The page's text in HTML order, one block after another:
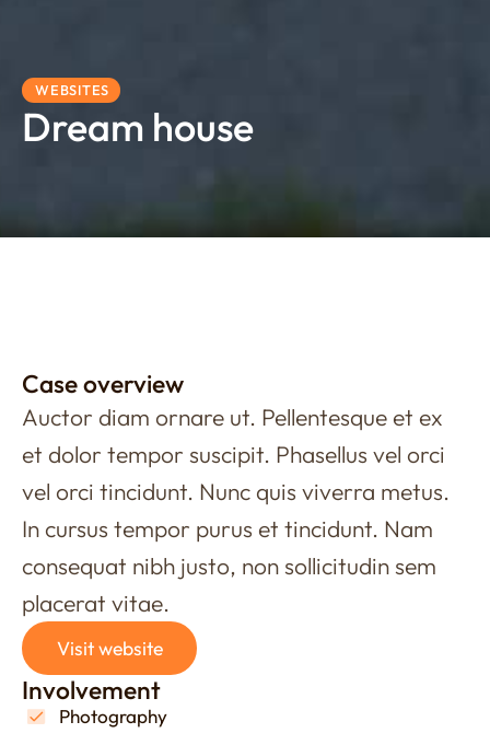
WEBSITES
Dream house
Case overview
Auctor diam ornare ut. Pellentesque et ex
et dolor tempor suscipit. Phasellus vel orci
vel orci tincidunt. Nunc quis viverra metus.
In cursus tempor purus et tincidunt. Nam
consequat nibh justo, non sollicitudin sem
placerat vitae.
Visit website
Involvement
Photography